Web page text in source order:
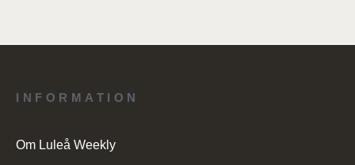
INFORMATION
Om Luleå Weekly